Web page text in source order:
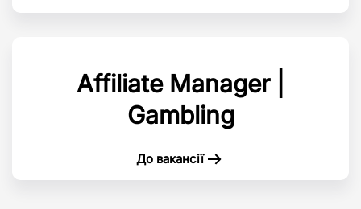
Affiliate Manager |
Gambling
До вакансії